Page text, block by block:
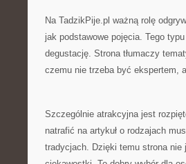
Na TadzikPije.pl ważną rolę
jak podstawowe pojęcia. Tego
degustację. Strona tłumaczy
czemu nie trzeba być ekspertem,
Szczególnie atrakcyjna jest
natrafić na artykuł o rodzajach
tradycjach. Dzięki temu strona nie